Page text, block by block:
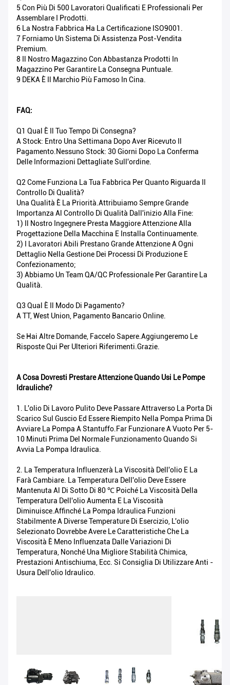
5 Con Più Di 500 Lavoratori Qualificati E Professionali Per
Assemblare I Prodotti.
6 La Nostra Fabbrica Ha La Certificazione ISO9001.
7 Forniamo Un Sistema Di Assistenza Post-Vendita
Premium.
8 Il Nostro Magazzino Con Abbastanza Prodotti In
Magazzino Per Garantire La Consegna Puntuale.
9 DEKA È Il Marchio Più Famoso In Cina.
FAQ:
Q1 Qual È Il Tuo Tempo Di Consegna?
A Stock: Entro Una Settimana Dopo Aver Ricevuto Il
Pagamento.Nessuno Stock: 30 Giorni Dopo La Conferma
Delle Informazioni Dettagliate Sull'ordine.
Q2 Come Funziona La Tua Fabbrica Per Quanto Riguarda Il
Controllo Di Qualità?
Una Qualità È La Priorità.Attribuiamo Sempre Grande
Importanza Al Controllo Di Qualità Dall'inizio Alla Fine:
1) Il Nostro Ingegnere Presta Maggiore Attenzione Alla
Progettazione Della Macchina E Installa Continuamente.
2) I Lavoratori Abili Prestano Grande Attenzione A Ogni
Dettaglio Nella Gestione Dei Processi Di Produzione E
Confezionamento;
3) Abbiamo Un Team QA/QC Professionale Per Garantire La
Qualità.
Q3 Qual È Il Modo Di Pagamento?
A TT, West Union, Pagamento Bancario Online.
Se Hai Altre Domande, Faccelo Sapere.Aggiungeremo Le
Risposte Qui Per Ulteriori Riferimenti.Grazie.
A Cosa Dovresti Prestare Attenzione Quando Usi Le Pompe
Idrauliche?
1. L'olio Di Lavoro Pulito Deve Passare Attraverso La Porta Di
Scarico Sul Guscio Ed Essere Riempito Nella Pompa Prima Di
Avviare La Pompa A Stantuffo.Far Funzionare A Vuoto Per 5-
10 Minuti Prima Del Normale Funzionamento Quando Si
Avvia La Pompa Idraulica.
2. La Temperatura Influenzerà La Viscosità Dell'olio E La
Farà Cambiare. La Temperatura Dell'olio Deve Essere
Mantenuta Al Di Sotto Di 80 ℃ Poiché La Viscosità Della
Temperatura Dell'olio Aumenta E La Viscosità
Diminuisce.Affinché La Pompa Idraulica Funzioni
Stabilmente A Diverse Temperature Di Esercizio, L'olio
Selezionato Dovrebbe Avere Le Caratteristiche Che La
Viscosità È Meno Influenzata Dalle Variazioni Di
Temperatura, Nonché Una Migliore Stabilità Chimica,
Prestazioni Antischiuma, Ecc. Si Consiglia Di Utilizzare Anti -
Usura Dell'olio Idraulico.